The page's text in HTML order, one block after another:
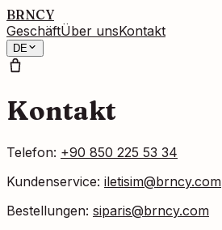
BRNCY
GeschäftÜber unsKontakt
DE
Kontakt
Telefon: +90 850 225 53 34
Kundenservice: iletisim@brncy.com
Bestellungen: siparis@brncy.com